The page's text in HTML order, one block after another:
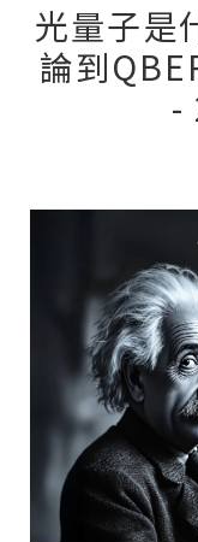
光量子是
論到
-